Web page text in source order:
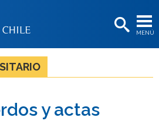
MENÚ
BIBLIOTECAS
UNIVERSIDAD
Estudiantesy actas